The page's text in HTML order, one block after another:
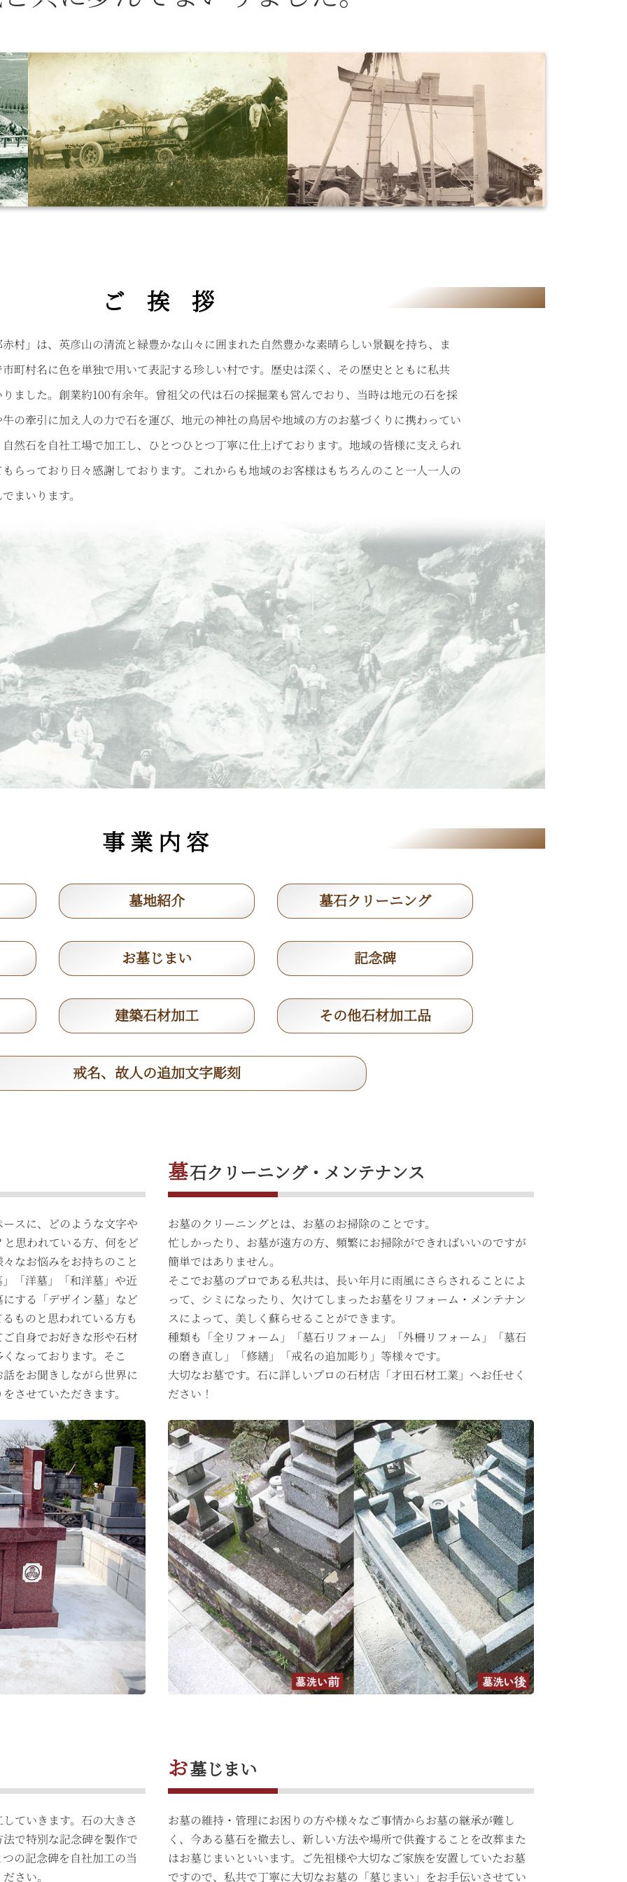
ご 挨 拶
村」は、英彦山の清流と緑豊かな山々に囲まれた自然豊かな素晴らしい景観を持ち、ま
町村名に色を単独で用いて表記する珍しい村です。歴史は深く、その歴史とともに私共
ました。創業約100有余年。曾祖父の代は石の採掘業も営んでおり、当時は地元の石を採
の牽引に加え人の力で石を運び、地元の神社の鳥居や地域の方のお墓づくりに携わってい
然石を自社工場で加工し、ひとつひとつ丁寧に仕上げております。地域の皆様に支えられ
らっており日々感謝しております。これからも地域のお客様はもちろんのこと一人一人の
まいります。
事 業 内 容
墓地紹介 墓石クリーニング
お墓じまい 記念碑
建築石材加工 その他石材加工品
戒名、故人の追加文字彫刻
スに、どのような文字や
思われている方、何をど
なお悩みをお持ちのこと
「洋墓」「和洋墓」や近
する「デザイン墓」など
ものと思われている方も
自身でお好きな形や石材
なっております。そこ
をお聞きしながら世界に
させていただきます。
墓石クリーニング・メンテナンス
お墓のクリーニングとは、お墓のお掃除のことです。
忙しかったり、お墓が遠方の方、頻繁にお掃除ができればいいのですが
簡単ではありません。
そこでお墓のプロである私共は、長い年月に雨風にさらされることによ
って、シミになったり、欠けてしまったお墓をリフォーム・メンテナン
スによって、美しく蘇らせることができます。
種類も「全リフォーム」「墓石リフォーム」「外柵リフォーム」「墓石
の磨き直し」「修繕」「戒名の追加彫り」等様々です。
大切なお墓です。石に詳しいプロの石材店「才田石材工業」へお任せく
ださい！
ていきます。石の大きさ
で特別な記念碑を製作で
の記念碑を自社加工の当
さい。
お墓じまい
お墓の維持・管理にお困りの方や様々なご事情からお墓の継承が難し
く、今ある墓石を撤去し、新しい方法や場所で供養することを改葬また
はお墓じまいといいます。ご先祖様や大切なご家族を安置していたお墓
ですので、私共で丁寧に大切なお墓の「墓じまい」をお手伝いさせてい